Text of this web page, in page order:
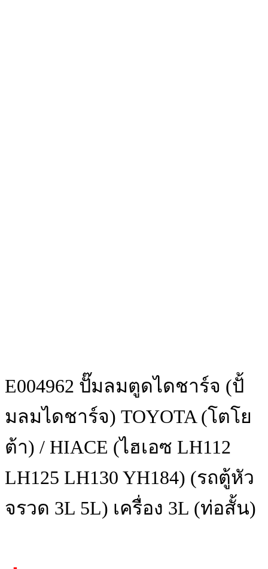
E004962 ปั๊มลมตูดไดชาร์จ (ปั้
มลมไดชาร์จ) TOYOTA (โตโย
ต้า) / HIACE (ไฮเอซ LH112
LH125 LH130 YH184) (รถตู้หัว
จรวด 3L 5L) เครื่อง 3L (ท่อสั้น)